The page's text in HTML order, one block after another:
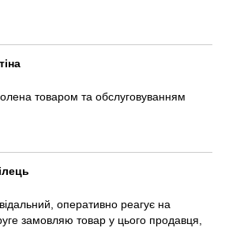
товаром та обслуговуванням
оперативно реагує на
замовляю товар у цього продавця,